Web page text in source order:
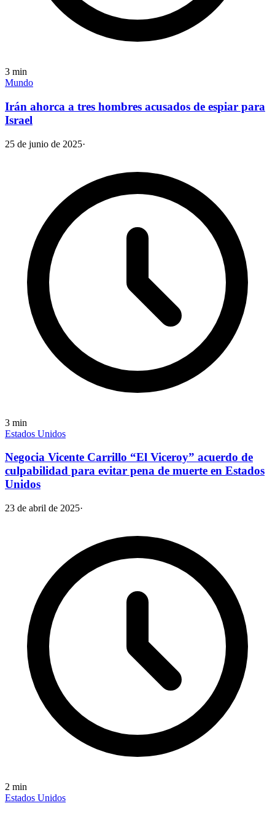
3 min
Mundo
Irán ahorca a tres hombres acusados de espiar para
Israel
25 de junio de 2025·
3 min
Estados Unidos
Negocia Vicente Carrillo “El Viceroy” acuerdo de
culpabilidad para evitar pena de muerte en Estados
Unidos
23 de abril de 2025·
2 min
Estados Unidos